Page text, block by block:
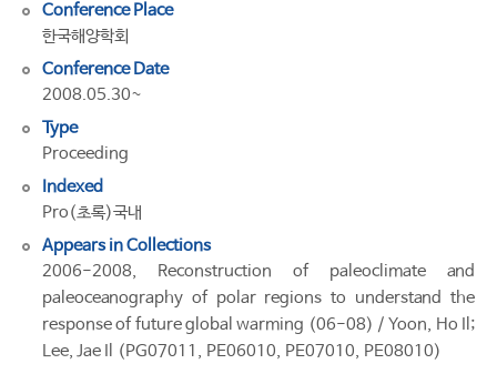
Conference Place
한국해양학회
Conference Date
2008.05.30~
Type
Proceeding
Indexed
Pro(초록)국내
Appears in Collections
2006-2008, Reconstruction of paleoclimate and
paleoceanography of polar regions to understand the
response of future global warming (06-08) / Yoon, Ho Il;
Lee, Jae Il (PG07011, PE06010, PE07010, PE08010)